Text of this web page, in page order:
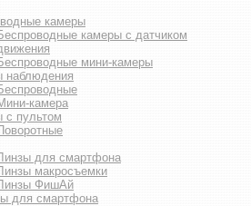
камеры
камеры с датчиком
мини-камеры
наблюдения
камера
с пультом
для смартфона
макросъемки
ФишАй
для смартфона